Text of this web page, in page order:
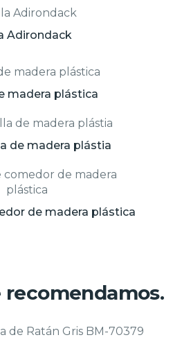
Adirondack
madera plástica
de madera plástia
de madera plástica